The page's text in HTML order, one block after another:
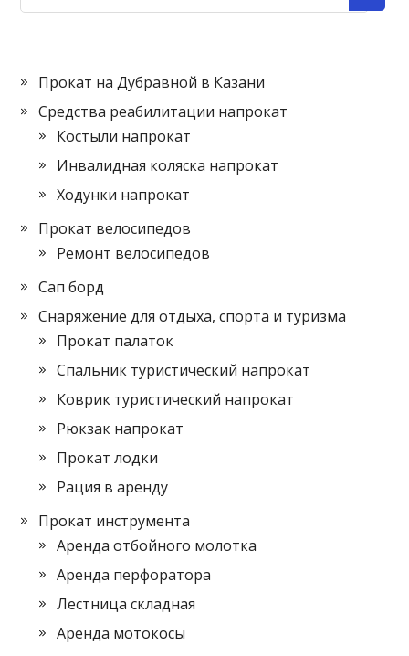
Прокат на Дубравной в Казани
Средства реабилитации напрокат
Костыли напрокат
Инвалидная коляска напрокат
Ходунки напрокат
Прокат велосипедов
Ремонт велосипедов
Сап борд
Снаряжение для отдыха, спорта и туризма
Прокат палаток
Спальник туристический напрокат
Коврик туристический напрокат
Рюкзак напрокат
Прокат лодки
Рация в аренду
Прокат инструмента
Аренда отбойного молотка
Аренда перфоратора
Лестница складная
Аренда мотокосы